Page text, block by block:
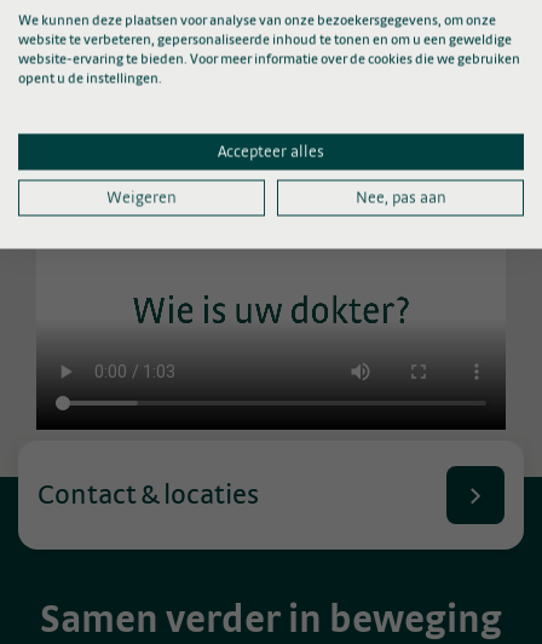
Lid van de Nederlandse Vereniging voor Reumatologie
(NVR)
Samen verder in beweging
Contact & locaties
We kunnen deze plaatsen voor analyse van onze bezoekersgegevens, om onze
website te verbeteren, gepersonaliseerde inhoud te tonen en om u een geweldige
website-ervaring te bieden. Voor meer informatie over de cookies die we gebruiken
opent u de instellingen.
Accepteer alles
Weigeren Nee, pas aan